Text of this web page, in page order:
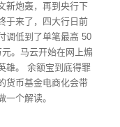
新炮轰，再到央行下
于来了，四大行日前
调低到了单笔最高 50
。马云开始在网上煽
雄。 余额宝到底得罪
货币基金电商化会带
一个解读。